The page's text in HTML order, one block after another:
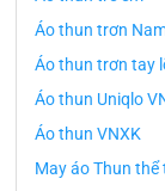
Áo thun trơn
Áo thun trơn tay
Áo thun Uniqlo
Áo thun VNXK
May áo Thun thể